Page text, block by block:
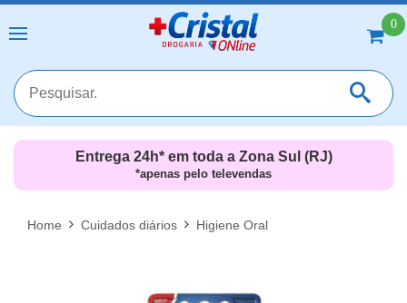
0
MAIS RESULTADOS
Entrega 24h* em toda a Zona Sul (RJ)
*apenas pelo televendas
Home Cuidados diários Higiene Oral